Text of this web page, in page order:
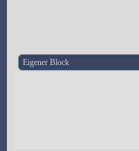
Eigener Block